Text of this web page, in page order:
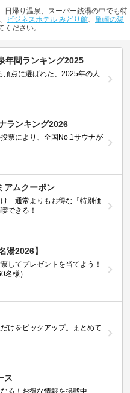
日帰り温泉、スーパー銭湯の中でも特
、 ビジネスホテル みどり館、 亀崎の湯
ださい。
年間ランキング2025
頂点に選ばれた、2025年の人
ランキング2026
票により、全国No.1サウナが
アムクーポン
け 通常よりもお得な「特別価
できる！
湯2026】
してプレゼントを当てよう！
名様）
けをピックアップ。まとめて
ス